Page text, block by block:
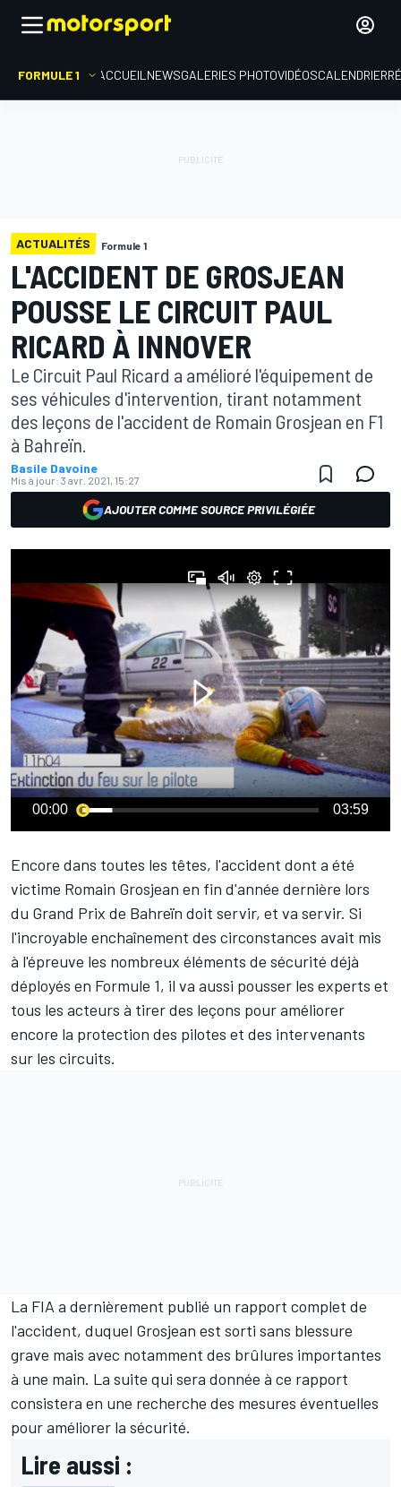
FORMULE 1 ACCUEIL NEWSGALERIES PHOTOVIDÉOSCALENDRIER
ACTUALITÉS Formule 1
L'ACCIDENT DE GROSJEAN
POUSSE LE CIRCUIT PAUL
RICARD À INNOVER
Le Circuit Paul Ricard a amélioré l'équipement de
ses véhicules d'intervention, tirant notamment
des leçons de l'accident de Romain Grosjean en F1
à Bahreïn.
Basile Davoine
Mis à jour: 3 avr. 2021, 15:27
AJOUTER COMME SOURCE PRIVILÉGIÉE
00:00 03:59
Encore dans toutes les têtes, l'accident dont a été
victime Romain Grosjean en fin d'année dernière lors
du Grand Prix de Bahreïn doit servir, et va servir. Si
l'incroyable enchaînement des circonstances avait mis
à l'épreuve les nombreux éléments de sécurité déjà
déployés en Formule 1, il va aussi pousser les experts et
tous les acteurs à tirer des leçons pour améliorer
encore la protection des pilotes et des intervenants
sur les circuits.
La FIA a dernièrement publié un rapport complet de
l'accident, duquel Grosjean est sorti sans blessure
grave mais avec notamment des brûlures importantes
à une main. La suite qui sera donnée à ce rapport
consistera en une recherche des mesures éventuelles
pour améliorer la sécurité.
Lire aussi :